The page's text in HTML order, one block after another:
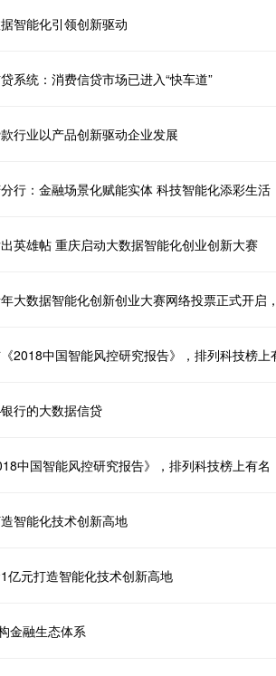
智能化引领创新驱动
系统：消费信贷市场已进入“快车道”
行业以产品创新驱动企业发展
行：金融场景化赋能实体 科技智能化添彩生活
英雄帖 重庆启动大数据智能化创业创新大赛
2018中国智能风控研究报告》，排列科技榜上
行的大数据信贷
中国智能风控研究报告》，排列科技榜上有名
智能化技术创新高地
亿元打造智能化技术创新高地
金融生态体系